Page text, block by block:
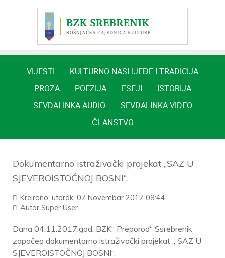
VIJESTI
KULTURNO NASLIJEĐE I TRADICIJA
PROZA
POEZIJA ESEJI
ISTORIJA
SEVDALINKA AUDIO
SEVDALINKA VIDEO
ČLANSTVO
Dokumentarno istraživački projekat „SAZ U
SJEVEROISTOČNOJ BOSNI“.
Kreirano: utorak, 07 Novembar 2017 08:44
Autor Super User
Dana 04.11.2017.god. BZK“ Preporod“ Ssrebrenik
započeo dokumentarno istraživački projekat „ SAZ U
SJEVEROISTOČNOJ BOSNI“.